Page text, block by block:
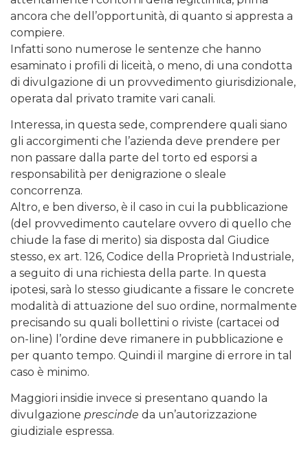
ancora che dell’opportunità, di quanto si appresta a
compiere.
Infatti sono numerose le sentenze che hanno
esaminato i profili di liceità, o meno, di una condotta
di divulgazione di un provvedimento giurisdizionale,
operata dal privato tramite vari canali.
Interessa, in questa sede, comprendere quali siano
gli accorgimenti che l’azienda deve prendere per
non passare dalla parte del torto ed esporsi a
responsabilità per denigrazione o sleale
concorrenza.
Altro, e ben diverso, è il caso in cui la pubblicazione
(del provvedimento cautelare ovvero di quello che
chiude la fase di merito) sia disposta dal Giudice
stesso, ex art. 126, Codice della Proprietà Industriale,
a seguito di una richiesta della parte. In questa
ipotesi, sarà lo stesso giudicante a fissare le concrete
modalità di attuazione del suo ordine, normalmente
precisando su quali bollettini o riviste (cartacei od
on-line) l’ordine deve rimanere in pubblicazione e
per quanto tempo. Quindi il margine di errore in tal
caso è minimo.
Maggiori insidie invece si presentano quando la
divulgazione prescinde da un’autorizzazione
giudiziale espressa.